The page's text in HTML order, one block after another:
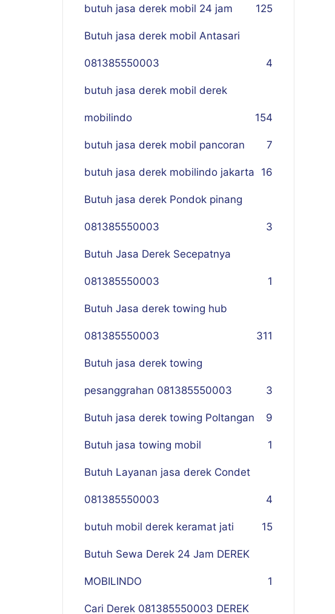
butuh jasa derek mobil 24 jam 125
Butuh jasa derek mobil Antasari
081385550003 4
butuh jasa derek mobil derek
mobilindo 154
butuh jasa derek mobil pancoran 7
butuh jasa derek mobilindo jakarta 16
Butuh jasa derek Pondok pinang
081385550003 3
Butuh Jasa Derek Secepatnya
081385550003 1
Butuh Jasa derek towing hub
081385550003 311
Butuh jasa derek towing
pesanggrahan 081385550003 3
Butuh jasa derek towing Poltangan 9
Butuh jasa towing mobil 1
Butuh Layanan jasa derek Condet
081385550003 4
butuh mobil derek keramat jati 15
Butuh Sewa Derek 24 Jam DEREK
MOBILINDO 1
Cari Derek 081385550003 DEREK